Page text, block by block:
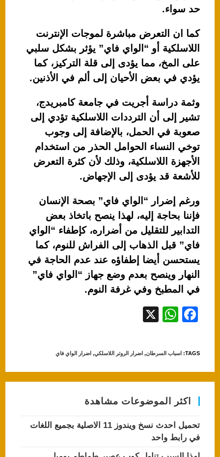
حد سواء.
كما ان التعرض مباشرة لموجات الإنترنت
اللاسلكية أو “الواي فاي” يؤثر بشكل سلبي
على المخ، مما يؤدى إلى قلة التركيز، كما
يؤدي في بعض الأحيان إلى ألم في الأذنين.
وثمة دراسة أجريت في جامعة كامبريدج،
تشير إلى أن الترددات اللاسلكية تؤدي إلى
صعوبة في الحمل، بالإضافة إلى وجوب
توخي النساء الحوامل الحذر من استخدام
الأجهزة اللاسلكية، وذلك لأن كثرة التعرض
للأشعة قد يؤدى إلى الإجهاض.
ورغم إضرار “الواي فاي” بصحة الإنسان
فإننا بحاجة إليه، لهذا ينصح باتخاذ بعض
التدابير للتقليل من أضراره، كإطفاء “الواي
فاي” قبل الذهاب إلى الفراش للنوم، كما
يستحسن أيضا إطفاؤه عند عدم الحاجة في
النهار وينصح بعدم وضع جهاز “الواي فاي”
في المطبخ وفي غرفة النوم.
F
e
b
o
k
W
s
A
p
TAGS
: اسباب السرطان, اضرار الروتر اللاسلكي, اضرار الواي فاي
اكثر الموضوعات مشاهدة
تحميل احدث نسخ ويندوز 11 الاصلية بجميع اللغات
في رابط واحد